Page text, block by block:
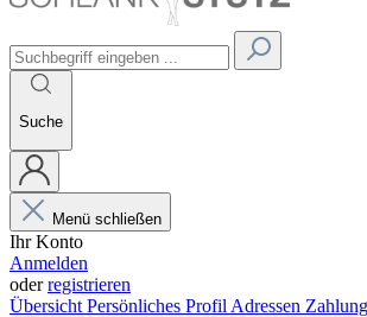
Suche
Menü schließen
Ihr Konto
Anmelden
oderregistrieren
Übersicht Persönliches Profil Adressen